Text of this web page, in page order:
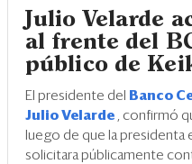
Julio Velarde
al frente del
público de
El presidente del Banco
Julio Velarde , confirmó
luego de que la presidenta
solicitara públicamente